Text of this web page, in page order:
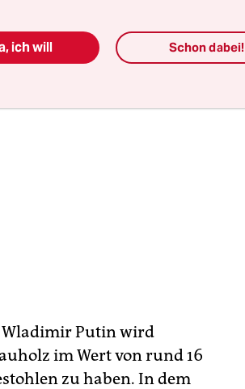
Wladimir Putin wird
im Wert von rund 16
zu haben. In dem
ich will Schon dabei!